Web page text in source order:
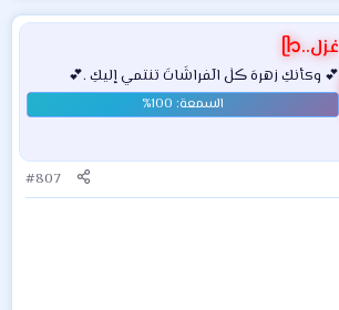
غزل..ᥫ᭡
💕 وكأنكِ زهرهَ ڪلٰ الٓفراشَاتَ تنتمي إليكِ .💕
#807